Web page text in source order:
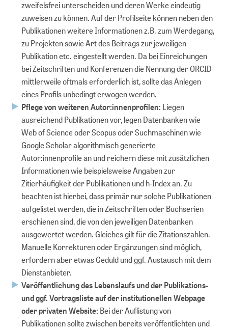
zweifelsfrei unterscheiden und deren Werke eindeutig
zuweisen zu können. Auf der Profilseite können neben den
Publikationen weitere Informationen z.B. zum Werdegang,
zu Projekten sowie Art des Beitrags zur jeweiligen
Publikation etc. eingestellt werden. Da bei Einreichungen
bei Zeitschriften und Konferenzen die Nennung der ORCID
mittlerweile oftmals erforderlich ist, sollte das Anlegen
eines Profils unbedingt erwogen werden.
Pflege von weiteren Autor:innenprofilen: Liegen
ausreichend Publikationen vor, legen Datenbanken wie
Web of Science oder Scopus oder Suchmaschinen wie
Google Scholar algorithmisch generierte
Autor:innenprofile an und reichern diese mit zusätzlichen
Informationen wie beispielsweise Angaben zur
Zitierhäufigkeit der Publikationen und h-Index an. Zu
beachten ist hierbei, dass primär nur solche Publikationen
aufgelistet werden, die in Zeitschriften oder Buchserien
erschienen sind, die von den jeweiligen Datenbanken
ausgewertet werden. Gleiches gilt für die Zitationszahlen.
Manuelle Korrekturen oder Ergänzungen sind möglich,
erfordern aber etwas Geduld und ggf. Austausch mit dem
Dienstanbieter.
Veröffentlichung des Lebenslaufs und der Publikations-
und ggf. Vortragsliste auf der institutionellen Webpage
oder privaten Website: Bei der Auflistung von
Publikationen sollte zwischen bereits veröffentlichten und